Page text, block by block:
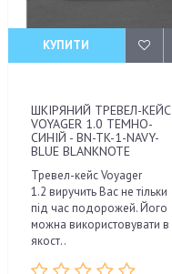
КУПИТИ
ШКІРЯНИЙ ТРЕВЕЛ-КЕЙС
VOYAGER 1.0 ТЕМНО-
СИНІЙ - BN-TK-1-NAVY-
BLUE BLANKNOTE
Тревел-кейс Voyager
1.2 виручить Вас не тільки
під час подорожей. Його
можна використовувати в
якост..